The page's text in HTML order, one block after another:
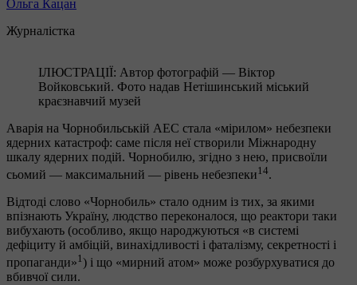
Ольга Кацан
Журналістка
ІЛЮСТРАЦІЇ: Автор фотографій — Віктор
Войковський. Фото надав Нетішинський міський
краєзнавчий музей
Аварія на Чорнобильській АЕС стала «мірилом» небезпеки
ядерних катастроф: саме після неї створили Міжнародну
шкалу ядерних подій. Чорнобилю, згідно з нею, присвоїли
сьомий — максимальний — рівень небезпеки14.
Відтоді слово «Чорнобиль» стало одним із тих, за якими
впізнають Україну, людство переконалося, що реактори таки
вибухають (особливо, якщо народжуються «в системі
дефіциту й амбіцій, винахідливості і фаталізму, секретності і
пропаганди»1) і що «мирний атом» може розбурхуватися до
вбивчої сили.